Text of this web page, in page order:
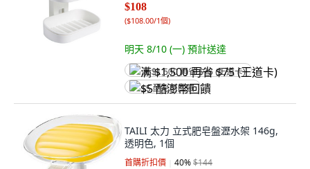
$108
($108.00/1個)
明天 8/10 (一) 預計送達
满 $1,500 再省 $75 (王道卡)
$5 酷澎幣回饋
TAILI 太力 立式肥皂盤瀝水架 146g,
透明色, 1個
首購折扣價 40%$144